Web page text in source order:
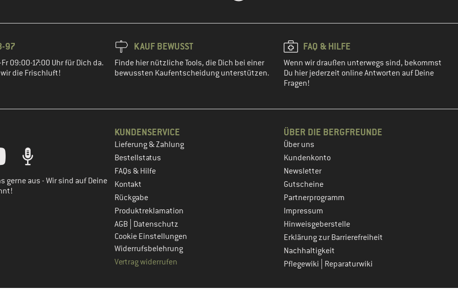
97
09:00-17:00 Uhr für Dich da.
die Frischluft!
KAUF BEWUSST
Finde hier nützliche Tools, die Dich bei einer
bewussten Kaufentscheidung unterstützen.
FAQ & HILFE
Wenn wir draußen unterwegs sind, bekommst
Du hier jederzeit online Antworten auf Deine
Fragen!
Kundenkonto
gerne aus - Wir sind auf Deine
KUNDENSERVICE
Lieferung & Zahlung
Bestellstatus
FAQs & Hilfe
Kontakt
Rückgabe
Produktreklamation
AGB Datenschutz
Cookie Einstellungen
Widerrufsbelehrung
Vertrag widerrufen
ÜBER DIE BERGFREUNDE
Über uns
Kundenkonto
Newsletter
Gutscheine
Partnerprogramm
Impressum
Hinweisgeberstelle
Erklärung zur Barrierefreiheit
Nachhaltigkeit
Pflegewiki
Reparaturwiki